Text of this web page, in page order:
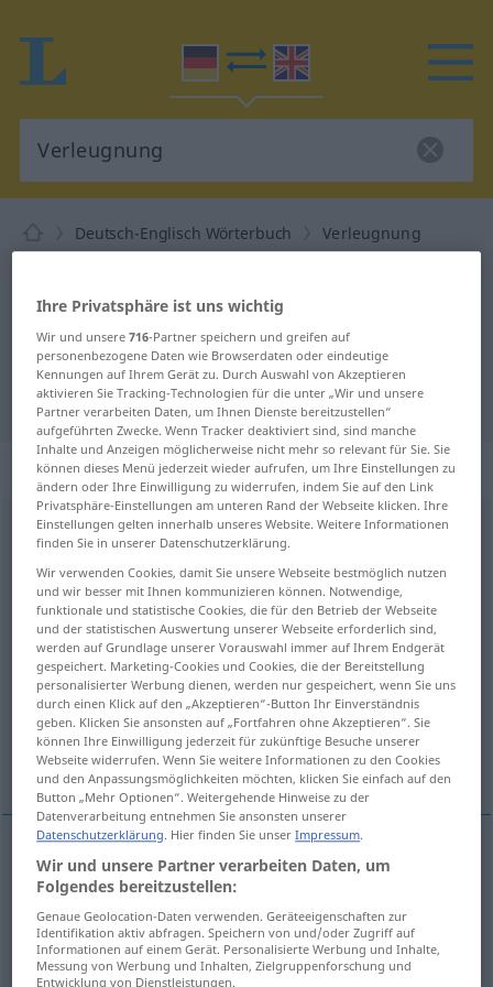
Deutsch-Englisch Wörterbuch Verleugnung
"Verleugnung"
"Verleugnung" Englisch
Übersetzung
„Verleugnung“: Femininum
Verleugnungf <Verleugnung;keinpl>
Übersicht aller Übersetzungen
(Für mehr Details die Übersetzung anklicken/antippen)
disownment, repudiation
denial, repudiation denial, repudiation
denial, repudiation
disownment Verleugnungeines Freunds, Kinds
repudiation Verleugnungeines Freunds, Kinds
Ihre Privatsphäre ist uns wichtig
Wir und unsere716-Partner speichern und greifen auf
personenbezogene Daten wie Browserdaten oder eindeutige
Kennungen auf Ihrem Gerät zu. Durch Auswahl von Akzeptieren
aktivieren Sie Tracking-Technologien für die unter „Wir und unsere
Partner verarbeiten Daten, um Ihnen Dienste bereitzustellen“
aufgeführten Zwecke. Wenn Tracker deaktiviert sind, sind manche
Inhalte und Anzeigen möglicherweise nicht mehr so relevant für Sie. Sie
können dieses Menü jederzeit wieder aufrufen, um Ihre Einstellungen zu
ändern oder Ihre Einwilligung zu widerrufen, indem Sie auf den Link
Privatsphäre-Einstellungen am unteren Rand der Webseite klicken. Ihre
Einstellungen gelten innerhalb unseres Website. Weitere Informationen
finden Sie in unserer Datenschutzerklärung.
Wir verwenden Cookies, damit Sie unsere Webseite bestmöglich nutzen
und wir besser mit Ihnen kommunizieren können. Notwendige,
funktionale und statistische Cookies, die für den Betrieb der Webseite
und der statistischen Auswertung unserer Webseite erforderlich sind,
werden auf Grundlage unserer Vorauswahl immer auf Ihrem Endgerät
gespeichert. Marketing-Cookies und Cookies, die der Bereitstellung
personalisierter Werbung dienen, werden nur gespeichert, wenn Sie uns
durch einen Klick auf den „Akzeptieren“-Button Ihr Einverständnis
geben. Klicken Sie ansonsten auf „Fortfahren ohne Akzeptieren“. Sie
können Ihre Einwilligung jederzeit für zukünftige Besuche unserer
Webseite widerrufen. Wenn Sie weitere Informationen zu den Cookies
und den Anpassungsmöglichkeiten möchten, klicken Sie einfach auf den
Button „Mehr Optionen“. Weitergehende Hinweise zu der
Datenverarbeitung entnehmen Sie ansonsten unserer
Datenschutzerklärung. Hier finden Sie unserImpressum.
Wir und unsere Partner verarbeiten Daten, um
Folgendes bereitzustellen:
Genaue Geolocation-Daten verwenden. Geräteeigenschaften zur
Identifikation aktiv abfragen. Speichern von und/oder Zugriff auf
Informationen auf einem Gerät. Personalisierte Werbung und Inhalte,
Messung von Werbung und Inhalten, Zielgruppenforschung und
Entwicklung von Dienstleistungen.